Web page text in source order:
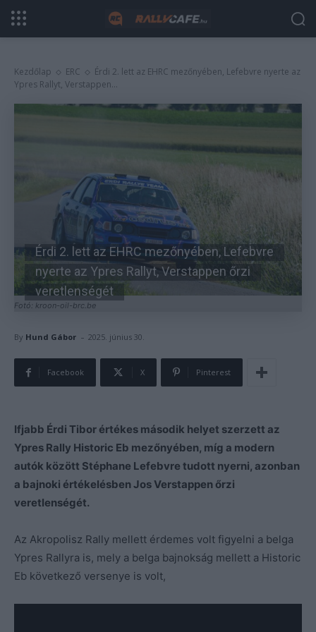
Kezdőlap ERC
Érdi 2. lett az EHRC mezőnyében, Lefebvre nyerte az
Ypres Rallyt, Verstappen...
Fotó: kroon-oil-brc.be
Érdi 2. lett az EHRC mezőnyében, Lefebvre
nyerte az Ypres Rallyt, Verstappen őrzi
veretlenségét
By Hund Gábor - 2025. június 30.
Facebook X Pinterest
Ifjabb Érdi Tibor értékes második helyet szerzett az
Ypres Rally Historic Eb mezőnyében, míg a modern
autók között Stéphane Lefebvre tudott nyerni, azonban
a bajnoki értékelésben Jos Verstappen őrzi
veretlenségét.
Az Akropolisz Rally mellett érdemes volt figyelni a belga
Ypres Rallyra is, mely a belga bajnokság mellett a Historic
Eb következő versenye is volt,